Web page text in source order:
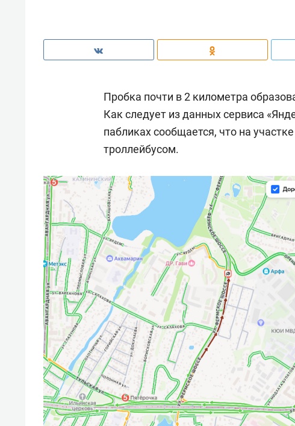
Пробка почти в 2 километра
Как следует из данных сервиса
пабликах сообщается, что на
троллейбусом.